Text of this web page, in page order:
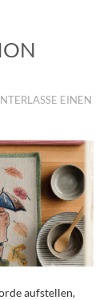
EINEN
aufstellen,